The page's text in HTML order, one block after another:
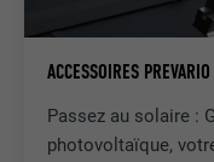
ACCESSOIRES
Passez au solaire :
photovoltaïque,